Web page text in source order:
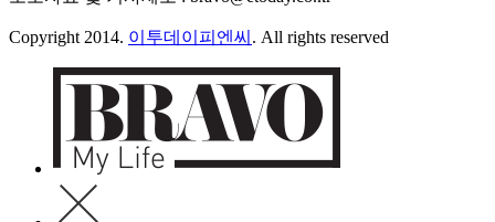
Copyright 2014. 이투데이피엔씨 . All rights reserved